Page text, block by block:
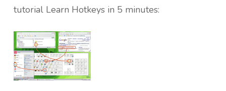
tutorial Learn Hotkeys in 5 minutes: